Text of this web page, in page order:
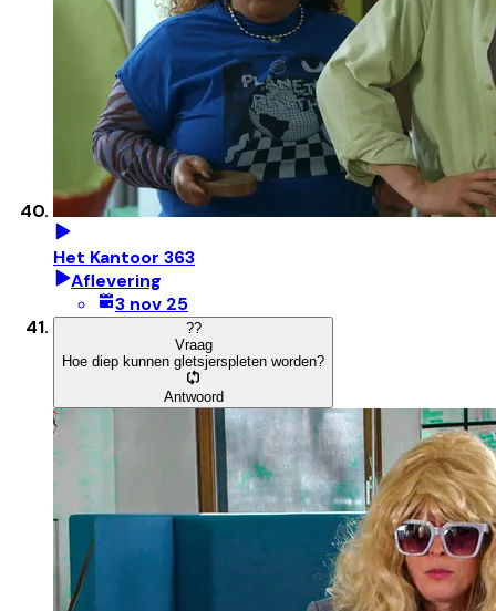
Het Kantoor 363
Aflevering
3 nov 25
??
Vraag
Hoe diep kunnen gletsjerspleten worden?
Antwoord